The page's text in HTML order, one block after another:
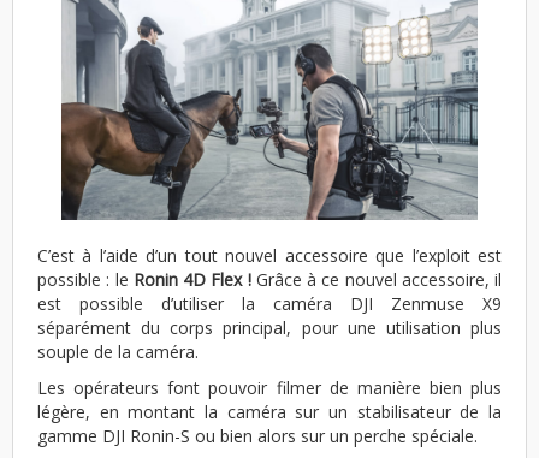
C’est à l’aide d’un tout nouvel accessoire que l’exploit est
possible : le Ronin 4D Flex !Grâce à ce nouvel accessoire, il
est possible d’utiliser la caméra DJI Zenmuse X9
séparément du corps principal, pour une utilisation plus
souple de la caméra.
Les opérateurs font pouvoir filmer de manière bien plus
légère, en montant la caméra sur un stabilisateur de la
gamme DJI Ronin-S ou bien alors sur un perche spéciale.